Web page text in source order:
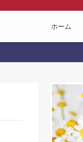
ホーム